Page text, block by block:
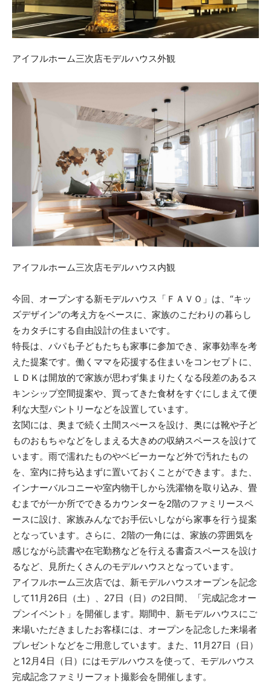
アイフルホーム三次店モデルハウス外観
アイフルホーム三次店モデルハウス内観
今回、オープンする新モデルハウス「ＦＡＶＯ」は、“キッ
ズデザイン”の考え方をベースに、家族のこだわりの暮らし
をカタチにする自由設計の住まいです。
特長は、パパも子どもたちも家事に参加でき、家事効率を考
えた提案です。働くママを応援する住まいをコンセプトに、
ＬＤＫは開放的で家族が思わず集まりたくなる段差のあるス
キンシップ空間提案や、買ってきた食材をすぐにしまえて便
利な大型パントリーなどを設置しています。
玄関には、奥まで続く土間スぺースを設け、奥には靴や子ど
ものおもちゃなどをしまえる大きめの収納スペースを設けて
います。雨で濡れたものやベビーカーなど外で汚れたもの
を、室内に持ち込まずに置いておくことができます。また、
インナーバルコニーや室内物干しから洗濯物を取り込み、畳
むまでが一か所でできるカウンターを2階のファミリースペ
ースに設け、家族みんなでお手伝いしながら家事を行う提案
となっています。さらに、2階の一角には、家族の雰囲気を
感じながら読書や在宅勤務などを行える書斎スペースを設け
るなど、見所たくさんのモデルハウスとなっています。
アイフルホーム三次店では、新モデルハウスオープンを記念
して11月26日（土）、27日（日）の2日間、「完成記念オー
プンイベント」を開催します。期間中、新モデルハウスにご
来場いただきましたお客様には、オープンを記念した来場者
プレゼントなどをご用意しています。また、11月27日（日）
と12月4日（日）にはモデルハウスを使って、モデルハウス
完成記念ファミリーフォト撮影会を開催します。